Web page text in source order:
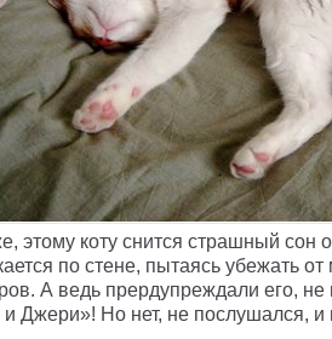
этому коту снится страшный сон
по стене, пытаясь убежать
А ведь прердупреждали его, не
Джери»! Но нет, не послушался, и